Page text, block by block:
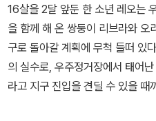
이런 진실을 알게 된 아이들은 그
과연 이겨낼 수 있을까? 레오는 할아버지의 농장에서 지내며, 지구
에서 약해진 자신의 몸은 단지 중
된다. 우주에서 태어나 우주에서
수 없는 유리알 같은 몸에 불과했
갈 수밖에 없는 그런 연약한 신체
16살을 2달 앞둔 한 소년 레오는
을 함께 해 온 쌍둥이 리브라와 오
구로 돌아갈 계획에 무척 들떠 있
의 실수로, 우주정거장에서 태어
라고 지구 진입을 견딜 수 있을 때